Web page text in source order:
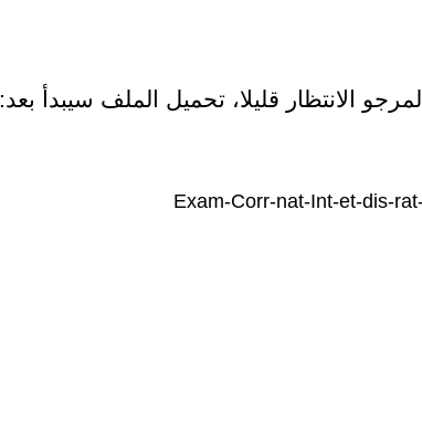
المرجو الانتظار قليلا، تحميل الملف سيبدأ بعد: